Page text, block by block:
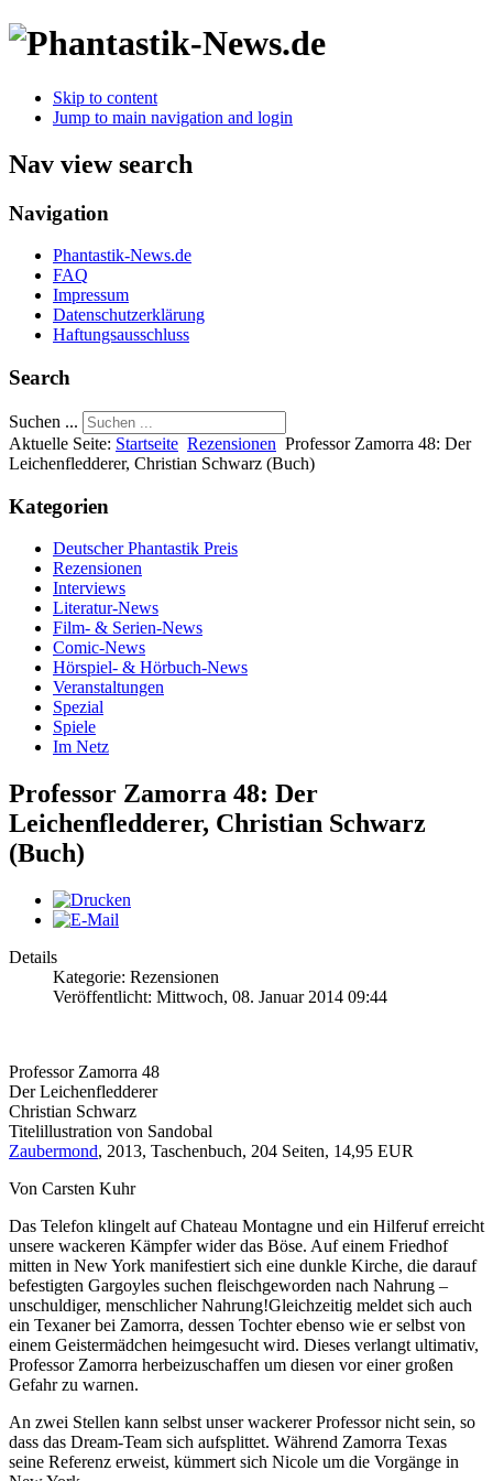
Skip to content
Jump to main navigation and login
Nav view search
Navigation
Phantastik-News.de
FAQ
Impressum
Datenschutzerklärung
Haftungsausschluss
Search
Suchen ...
Aktuelle Seite: Startseite Rezensionen Professor Zamorra 48: Der
Leichenfledderer, Christian Schwarz (Buch)
Kategorien
Deutscher Phantastik Preis
Rezensionen
Interviews
Literatur-News
Film- & Serien-News
Comic-News
Hörspiel- & Hörbuch-News
Veranstaltungen
Spezial
Spiele
Im Netz
Professor Zamorra 48: Der
Leichenfledderer, Christian Schwarz
(Buch)
Details
Kategorie: Rezensionen
Veröffentlicht: Mittwoch, 08. Januar 2014 09:44
Professor Zamorra 48
Der Leichenfledderer
Christian Schwarz
Titelillustration von Sandobal
Zaubermond, 2013, Taschenbuch, 204 Seiten, 14,95 EUR
Von Carsten Kuhr
Das Telefon klingelt auf Chateau Montagne und ein Hilferuf erreicht
unsere wackeren Kämpfer wider das Böse. Auf einem Friedhof
mitten in New York manifestiert sich eine dunkle Kirche, die darauf
befestigten Gargoyles suchen fleischgeworden nach Nahrung –
unschuldiger, menschlicher Nahrung!Gleichzeitig meldet sich auch
ein Texaner bei Zamorra, dessen Tochter ebenso wie er selbst von
einem Geistermädchen heimgesucht wird. Dieses verlangt ultimativ,
Professor Zamorra herbeizuschaffen um diesen vor einer großen
Gefahr zu warnen.
An zwei Stellen kann selbst unser wackerer Professor nicht sein, so
dass das Dream-Team sich aufsplittet. Während Zamorra Texas
seine Referenz erweist, kümmert sich Nicole um die Vorgänge in